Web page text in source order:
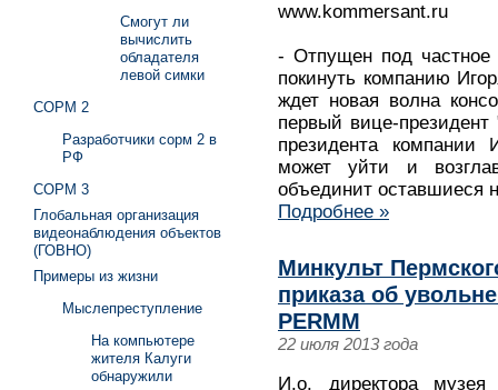
www.kommersant.ru
- Отпущен под частное
покинуть компанию
ждет новая волна
первый вице-
президента компании
может уйти и
объединит оставшиеся
Подробнее »
Минкульт
приказа об
PERMM
22 июля 2013 года
И.о. директора музея
Смогут ли
вычислить
обладателя
левой симки
СОРМ 2
Разработчики сорм 2 в
РФ
СОРМ 3
Глобальная организация
видеонаблюдения объектов
(ГОВНО)
Примеры из жизни
Мыслепреступление
На компьютере
жителя Калуги
обнаружили